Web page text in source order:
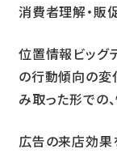
消費者理解・販
位置情報ビッグ
の行動傾向の変
み取った形での
広告の来店効果